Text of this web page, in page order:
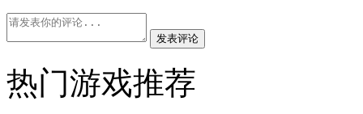
发表评论
热门游戏推荐